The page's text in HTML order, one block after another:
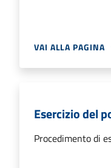
VAI ALLA PAGINA
Esercizio del
Procedimento di